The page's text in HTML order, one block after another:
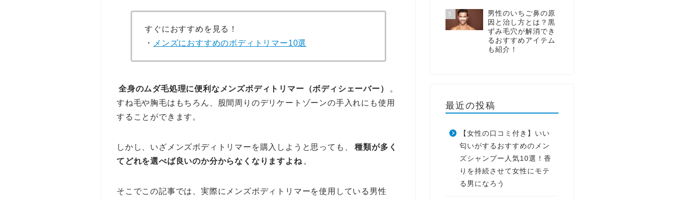
すぐにおすすめを見る！
・
メンズにおすすめのボディトリマー10選
全身のムダ毛処理に便利なメンズボディトリマー（ボディシェーバー）
。
すね毛や胸毛はもちろん、股間周りのデリケートゾーンの手入れにも使用
することができます。
しかし、いざメンズボディトリマーを購入しようと思っても、
種類が多く
てどれを選べば良いのか分からなくなりますよね 。
そこでこの記事では、実際にメンズボディトリマーを使用している男性
5
男性のいちご鼻の原
因と治し方とは？黒
ずみ毛穴が解消でき
るおすすめアイテム
も紹介！
最近の投稿
【女性の口コミ付き】いい
匂いがするおすすめのメン
ズシャンプー人気10選！香
りを持続させて女性にモテ
る男になろう